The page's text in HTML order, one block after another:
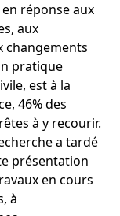
réponse aux
aux
changements
pratique
est à la
46% des
à y recourir.
a tardé
présentation
en cours
à